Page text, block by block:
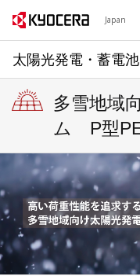
Japan
太陽光発電・蓄電池
多雪地域
ム P型